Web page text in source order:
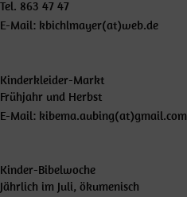
Tel. 863 47 47
E-Mail: kbichlmayer(at)web.de
Kinderkleider-Markt
Frühjahr und Herbst
E-Mail: kibema.aubing(at)gmail.com
Kinder-Bibelwoche
Jährlich im Juli, ökumenisch